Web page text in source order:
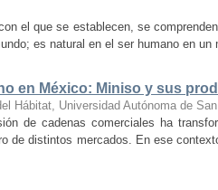
el que se establecen, se
es natural en el ser humano en
en México: Miniso y sus
Hábitat, Universidad Autónoma de
de cadenas comerciales ha
de distintos mercados. En ese